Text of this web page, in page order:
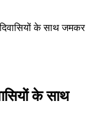
के साथ जमकर
के साथ